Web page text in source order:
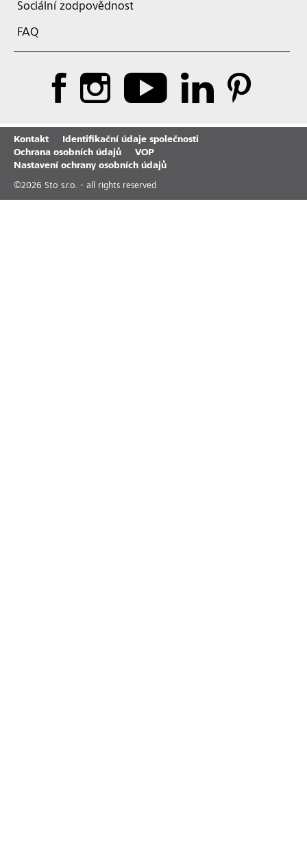
Sociální zodpovědnost
FAQ
Kontakt
Identifikační údaje společnosti
Ochrana osobních údajů
VOP
Nastavení ochrany osobních údajů
©2026 Sto s.r.o. - all rights reserved